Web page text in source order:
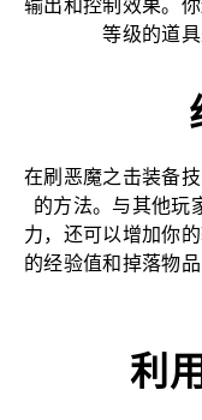
输出和控制效果。
等级的道
在刷恶魔之击装备
的方法。与其他玩
力，还可以增加你
的经验值和掉落物
利